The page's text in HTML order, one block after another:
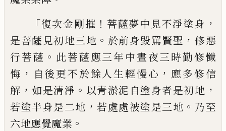
「復次金剛摧 ！ 菩薩夢中見不淨塗身 ，
是菩薩 見初地三地 。 於前身毀罵賢聖 ， 修惡
行菩薩 。 此菩薩應三年中晝夜三時勤修懺
悔 ， 自後更不於餘人生輕慢心 ， 應多修信
解 ， 如是清淨 。 以青淤泥自塗身者是初地 ，
若塗半身是二地 ，若處處被塗是三地 。 乃至
六地應覺魔業 。